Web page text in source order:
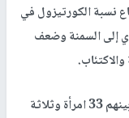
نسبة الكورتيزول في
إلى السمنة وضعف
وأجرى الباحثون دراستهم على 36 متطوعا من بينهم 33 امرأة وثلاثة